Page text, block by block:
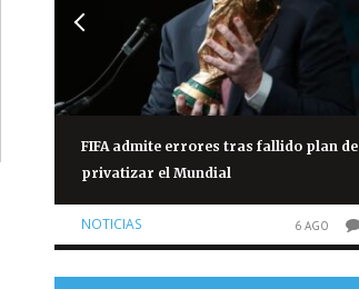
FIFA admite errores tras fallido plan de
privatizar el Mundial
NOTICIAS 6 AGO